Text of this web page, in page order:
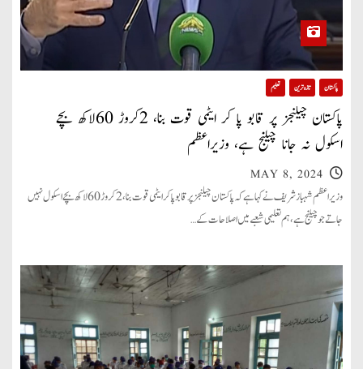
پاکستان تازہ ترین تعلیم
پاکستان چیلنجز پر قابو پا کر ایٹمی قوت بنا، 2کروڑ 60لاکھ بچے
اسکول نہ جانا چیلنج ہے، وزیراعظم
MAY 8, 2024
وزیراعظم شہباز شریف نے کہا ہے کہ پاکستان چیلنجز پر قابو پا کر ایٹمی قوت بنا، 2کروڑ 60لاکھ بچے اسکول نہیں
جاتے جو چیلنج ہے،ہم تعلیمی شعبے میں اصلاحات کے…